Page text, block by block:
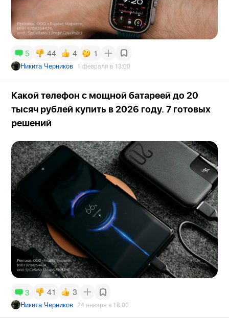
5 44 4 1
Никита Черников 1 февраля в 13:00
Какой телефон c мощной батареей до 20
тысяч рублей купить в 2026 году. 7 готовых
решений
3 41 3
Никита Черников 24 января в 18:00